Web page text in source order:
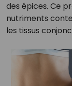
des épices. Ce
nutriments
les tissus